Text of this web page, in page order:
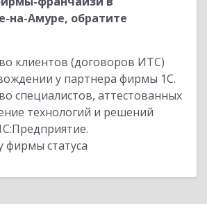
на-Амуре, обратите
клиентов (договоров ИТС)
у партнера фирмы 1С.
специалистов, аттестованных
технологий и решений
фирмы статуса